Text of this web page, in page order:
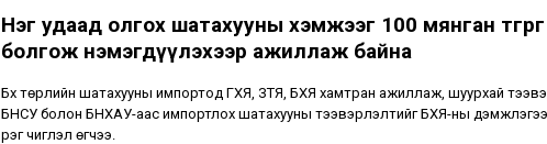
Нэг удаад олгох шатахууны хэмжээг 100 мянган төгрөг
болгож нэмэгдүүлэхээр ажиллаж байна
Бүх төрлийн шатахууны импортод ГХЯ, ЗТЯ, БХЯ хамтран ажиллаж, шуурхай
БНСУ болон БНХАУ-аас импортлох шатахууны тээвэрлэлтийг БХЯ-ны
үүрэг чиглэл өгчээ.